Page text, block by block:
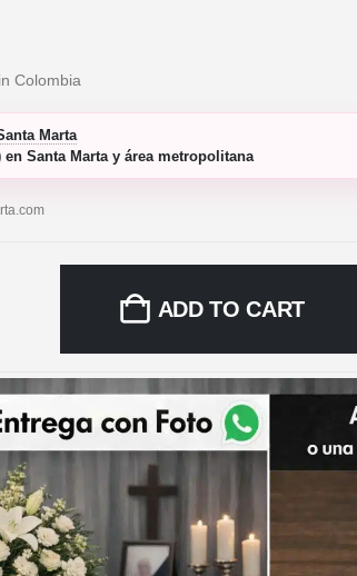
Colombia
Marta
en Santa Marta y área metropolitana
ADD TO CART